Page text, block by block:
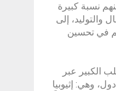
منظمة أطباء بلا حدود، ليخدم نحو 140 ألف لاجئ، بينهم نسبة كبيرة
إلى
في تحسين
الكبير عبر
هذه الشراكة في ثماني دول، وهي: إثيوبيا